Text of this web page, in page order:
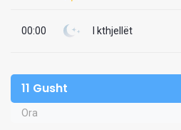
00:00 I kthjellët
11 Gusht
Ora